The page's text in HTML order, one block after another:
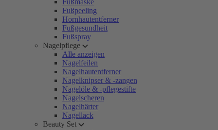
Fußmaske
Fußpeeling
Hornhautentferner
Fußgesundheit
Fußspray
Nagelpflege
Alle anzeigen
Nagelfeilen
Nagelhautentferner
Nagelknipser & -zangen
Nagelöle & -pflegestifte
Nagelscheren
Nagelhärter
Nagellack
Beauty Set